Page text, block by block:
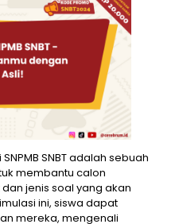
SNPMB SNBT adalah sebuah
membantu calon
jenis soal yang akan
ini, siswa dapat
mereka, mengenali